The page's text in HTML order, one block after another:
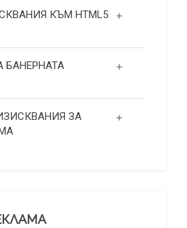
КЪМ HTML5
БАНЕРНАТА
ЗА